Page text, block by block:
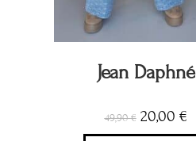
Jean Daphné
49,90€ 20,00 €